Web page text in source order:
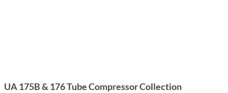
UA 175B & 176 Tube Compressor Collection